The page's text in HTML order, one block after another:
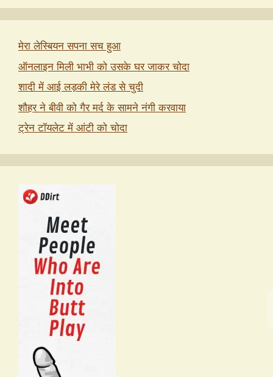
मेरा लेस्बियन सपना सच हुआ
ऑनलाइन मिली भाभी को उसके घर जाकर चोदा
शादी में आई लड़की मेरे लंड से चुदी
शौहर ने बीवी को गैर मर्द के सामने नंगी करवाया
ट्रेन टॉयलेट में आंटी को चोदा